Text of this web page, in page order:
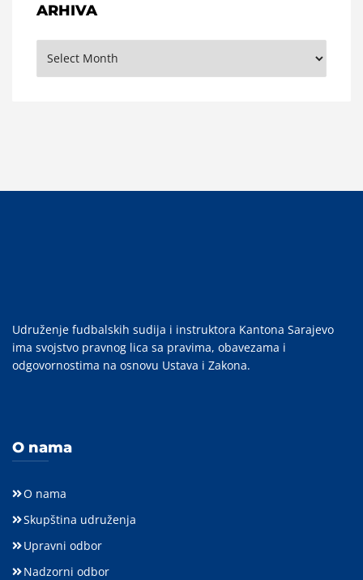
ARHIVA
Udruženje fudbalskih sudija i instruktora Kantona Sarajevo
ima svojstvo pravnog lica sa pravima, obavezama i
odgovornostima na osnovu Ustava i Zakona.
O nama
O nama
Skupština udruženja
Upravni odbor
Nadzorni odbor